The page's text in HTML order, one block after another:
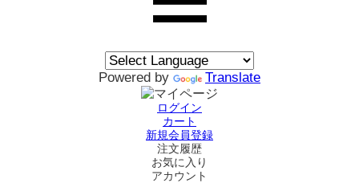
Powered by Translate
ログイン
カート
新規会員登録
注文履歴
お気に入り
アカウント